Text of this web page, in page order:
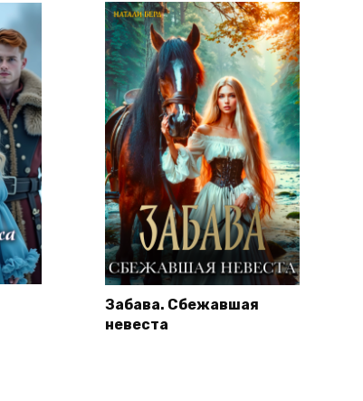
Забава. Сбежавшая
невеста